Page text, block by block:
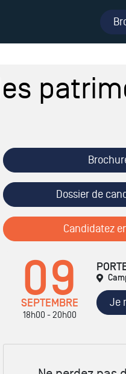
Dossier de
Candidatez
09
SEPTEMBRE
18h00 - 20h00
Je